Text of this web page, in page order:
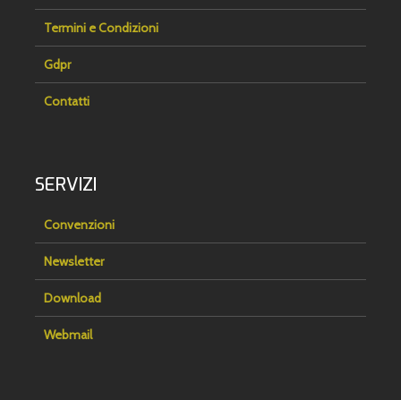
Termini e Condizioni
Gdpr
Contatti
SERVIZI
Convenzioni
Newsletter
Download
Webmail